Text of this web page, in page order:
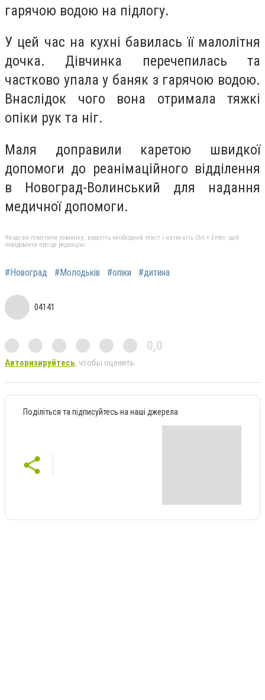
гарячою водою на підлогу.
У цей час на кухні бавилась її малолітня
дочка. Дівчинка перечепилась та
частково упала у баняк з гарячою водою.
Внаслідок чого вона отримала тяжкі
опіки рук та ніг.
Маля доправили каретою швидкої
допомоги до реанімаційного відділення
в Новоград-Волинський для надання
медичної допомоги.
Якщо ви помітили помилку, виділіть необхідний текст і натисніть Ctrl + Enter, щоб
повідомити про це редакцію
#Новоград #Молодьків #опіки #дитина
04141
0,0
Авторизируйтесь, чтобы оценить
Поділіться та підписуйтесь на наші джерела